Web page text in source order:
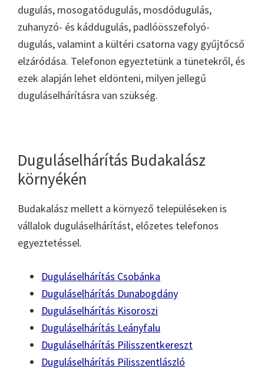
dugulás, mosogatódugulás, mosdódugulás,
zuhanyzó- és káddugulás, padlóösszefolyó-
dugulás, valamint a kültéri csatorna vagy gyűjtőcső
elzáródása. Telefonon egyeztetünk a tünetekről, és
ezek alapján lehet eldönteni, milyen jellegű
duguláselhárításra van szükség.
Duguláselhárítás Budakalász
környékén
Budakalász mellett a környező településeken is
vállalok duguláselhárítást, előzetes telefonos
egyeztetéssel.
Duguláselhárítás Csobánka
Duguláselhárítás Dunabogdány
Duguláselhárítás Kisoroszi
Duguláselhárítás Leányfalu
Duguláselhárítás Pilisszentkereszt
Duguláselhárítás Pilisszentlászló